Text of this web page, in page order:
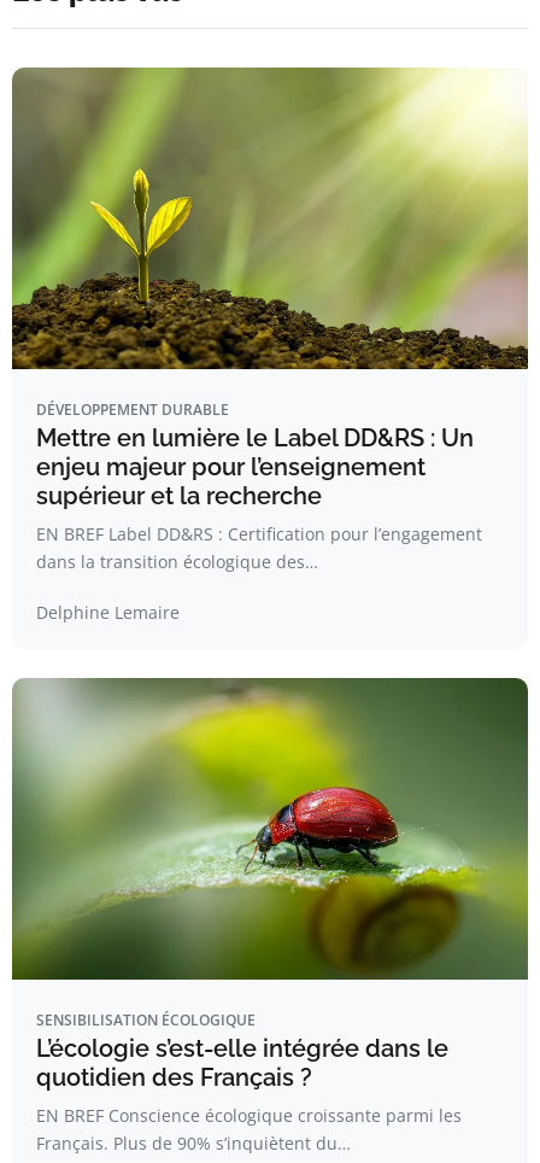
DÉVELOPPEMENT DURABLE
Mettre en lumière le Label DD&RS : Un
enjeu majeur pour l’enseignement
supérieur et la recherche
EN BREF Label DD&RS : Certification pour l’engagement
dans la transition écologique des…
Delphine Lemaire
SENSIBILISATION ÉCOLOGIQUE
L’écologie s’est-elle intégrée dans le
quotidien des Français ?
EN BREF Conscience écologique croissante parmi les
Français. Plus de 90% s’inquiètent du…